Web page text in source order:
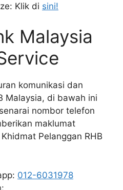
Klik di sini!
Malaysia
komunikasi dan
Malaysia, di bawah ini
nombor telefon
maklumat
Pelanggan RHB
012-6031978